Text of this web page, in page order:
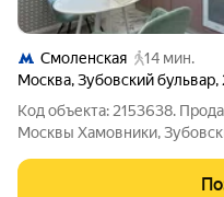
Смоленская
14 мин.
Москва,Зубовский бульвар,
Код объекта: 2153638.
Москвы Хамовники, Зубовский бульвар, 29! Откройте для себя
ремонтом и всеми